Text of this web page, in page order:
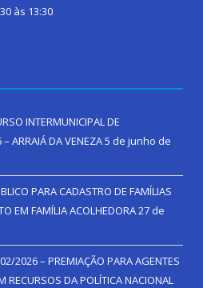
às 13:30
INTERMUNICIPAL DE
ARRAIÁ DA VENEZA5 de junho de
PARA CADASTRO DE FAMÍLIAS
EM FAMÍLIA ACOLHEDORA27 de
2026 – PREMIAÇÃO PARA AGENTES
RECURSOS DA POLÍTICA NACIONAL